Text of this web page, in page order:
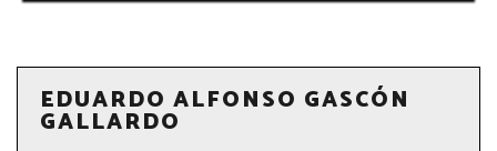
EDUARDO ALFONSO GASCÓN
GALLARDO